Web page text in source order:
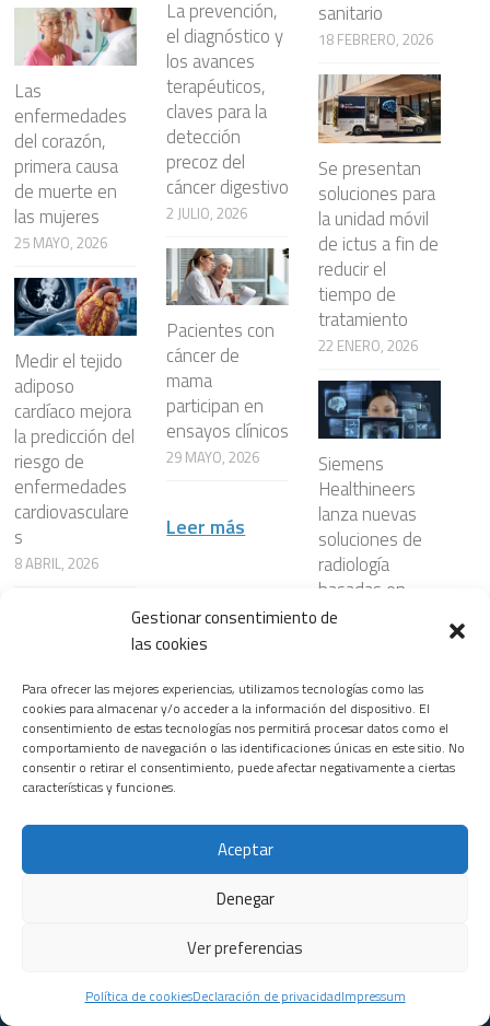
Gestionar consentimiento de
las cookies
Para ofrecer las mejores experiencias, utilizamos tecnologías como las
cookies para almacenar y/o acceder a la información del dispositivo. El
consentimiento de estas tecnologías nos permitirá procesar datos como el
comportamiento de navegación o las identificaciones únicas en este sitio. No
consentir o retirar el consentimiento, puede afectar negativamente a ciertas
características y funciones.
Aceptar
Denegar
Ver preferencias
Política de cookiesDeclaración de privacidadImpressum
Las
enfermedades
del corazón,
primera causa
de muerte en
las mujeres
25 MAYO, 2026
Medir el tejido
adiposo
cardíaco mejora
la predicción del
riesgo de
enfermedades
cardiovasculare
s
8 ABRIL, 2026
La prevención,
el diagnóstico y
los avances
terapéuticos,
claves para la
detección
precoz del
cáncer digestivo
2 JULIO, 2026
Pacientes con
cáncer de
mama
participan en
ensayos clínicos
29 MAYO, 2026
Leer más
sanitario
18 FEBRERO, 2026
Se presentan
soluciones para
la unidad móvil
de ictus a fin de
reducir el
tiempo de
tratamiento
22 ENERO, 2026
Siemens
Healthineers
lanza nuevas
soluciones de
radiología
basadas en
inteligencia
flujos de trabajo
manteniendo la
precisión
diagnóstica
Leer más
de privacidad·Política de cookies